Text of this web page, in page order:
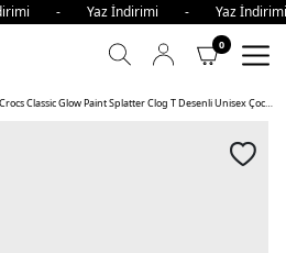
- Yaz İndirimi - Yaz
0
Crocs Classic Glow Paint Splatter Clog T Desenli Unisex Çocuk Terlik